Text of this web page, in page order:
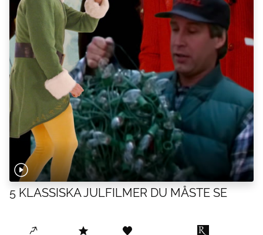
5 KLASSISKA JULFILMER DU MÅSTE SE